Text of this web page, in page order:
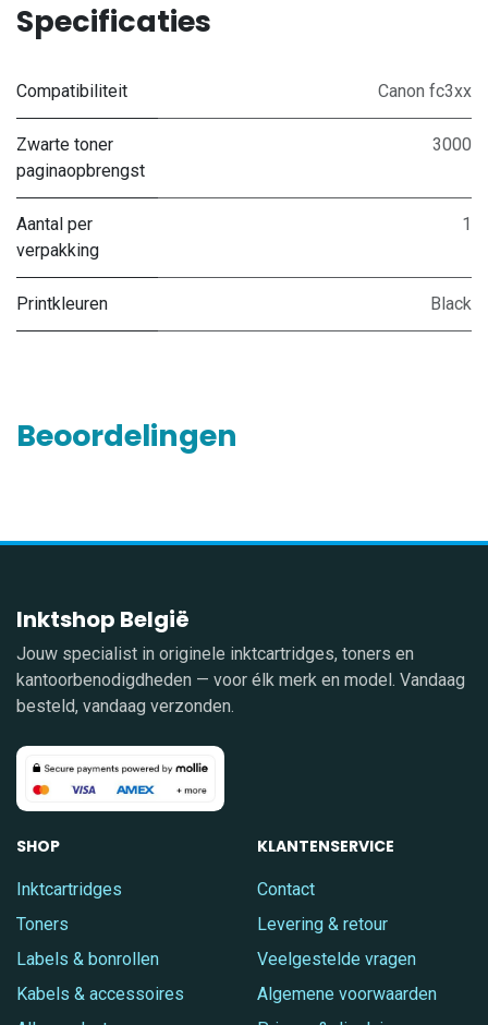
Specificaties
Compatibiliteit Canon fc3xx
Zwarte toner
paginaopbrengst
3000
Aantal per
verpakking
1
Printkleuren Black
Beoordelingen
Inktshop België
Jouw specialist in originele inktcartridges, toners en
kantoorbenodigdheden — voor élk merk en model. Vandaag
besteld, vandaag verzonden.
SHOP
Inktcartridges
Toners
Labels & bonrollen
Kabels & accessoires
KLANTENSERVICE
Contact
Levering & retour
Veelgestelde vragen
Algemene voorwaarden